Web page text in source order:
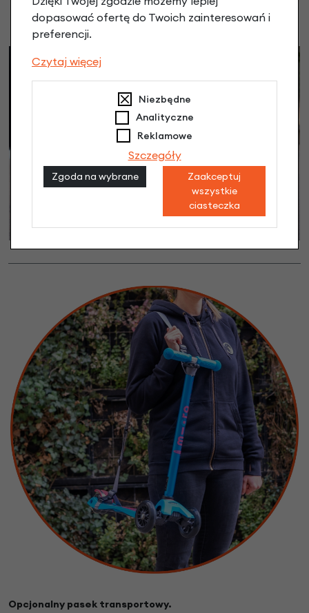
Opcjonalny pasek transportowy.
dopasować ofertę do Twoich zainteresowań i
preferencji.
Czytaj więcej
Niezbędne
Analityczne
Reklamowe
Szczegóły
Zgoda na wybrane
Zaakceptuj
wszystkie
ciasteczka